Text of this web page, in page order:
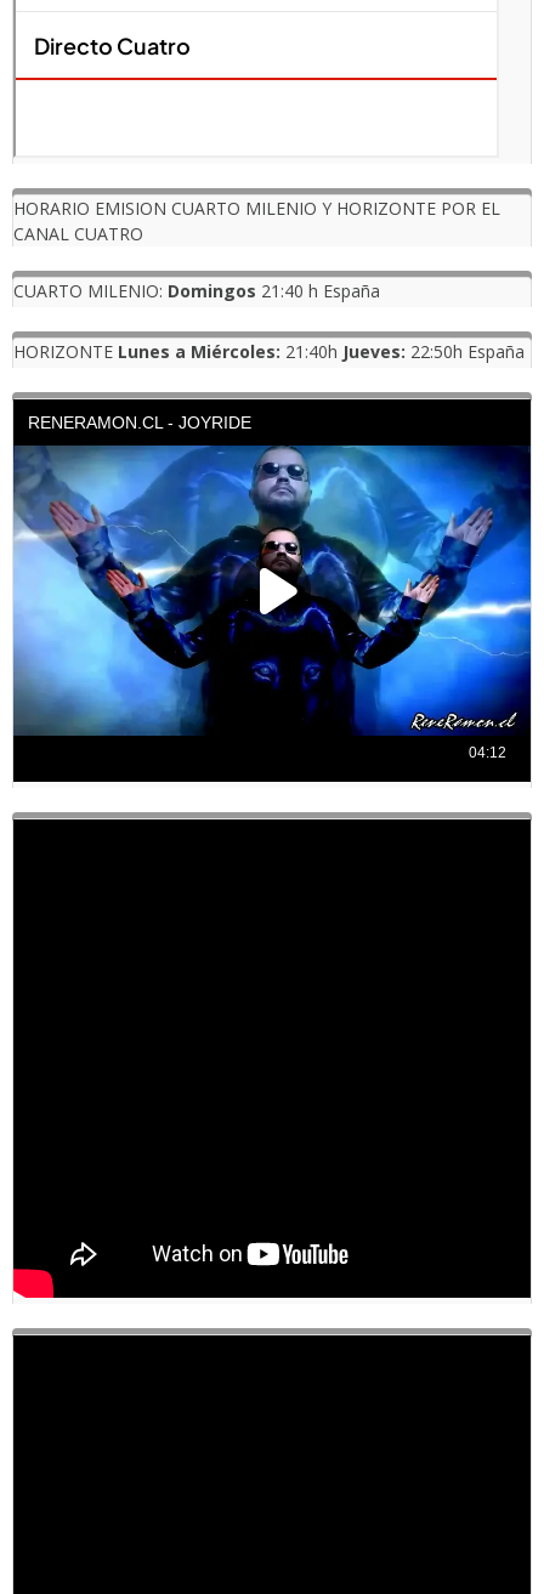
HORARIO EMISION CUARTO MILENIO Y HORIZONTE POR EL
CANAL CUATRO
CUARTO MILENIO: Domingos 21:40 h España
HORIZONTE Lunes a Miércoles: 21:40h Jueves: 22:50h España